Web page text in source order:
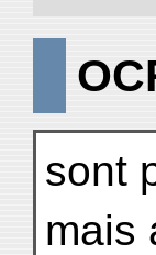
sont
mais